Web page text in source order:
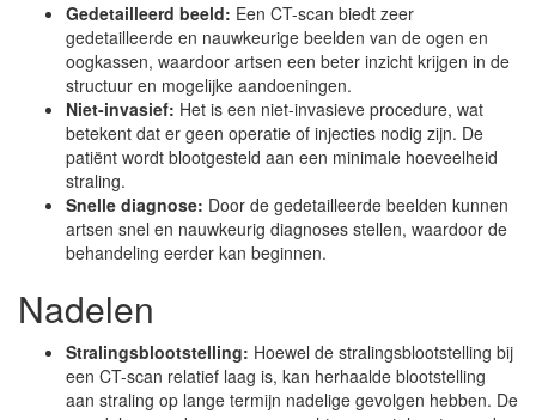
Gedetailleerd beeld: Een CT-scan biedt zeer
gedetailleerde en nauwkeurige beelden van de ogen en
oogkassen, waardoor artsen een beter inzicht krijgen in de
structuur en mogelijke aandoeningen.
Niet-invasief: Het is een niet-invasieve procedure, wat
betekent dat er geen operatie of injecties nodig zijn. De
patiënt wordt blootgesteld aan een minimale hoeveelheid
straling.
Snelle diagnose: Door de gedetailleerde beelden kunnen
artsen snel en nauwkeurig diagnoses stellen, waardoor de
behandeling eerder kan beginnen.
Nadelen
Stralingsblootstelling: Hoewel de stralingsblootstelling bij
een CT-scan relatief laag is, kan herhaalde blootstelling
aan straling op lange termijn nadelige gevolgen hebben. De